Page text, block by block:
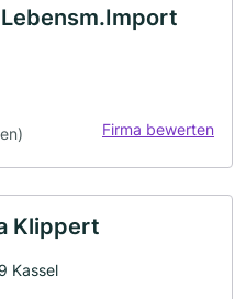
Firma bewerten
Klippert
Kassel